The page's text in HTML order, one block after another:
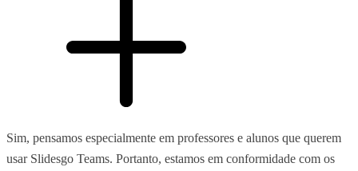
Sim, pensamos especialmente em professores e alunos que querem
usar Slidesgo Teams. Portanto, estamos em conformidade com os